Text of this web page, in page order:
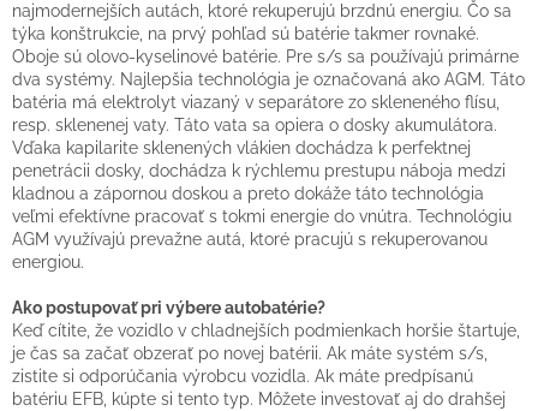
najmodernejších autách, ktoré rekuperujú brzdnú energiu. Čo sa
týka konštrukcie, na prvý pohľad sú batérie takmer rovnaké.
Oboje sú olovo-kyselinové batérie. Pre s/s sa používajú primárne
dva systémy. Najlepšia technológia je označovaná ako AGM. Táto
batéria má elektrolyt viazaný v separátore zo skleneného flísu,
resp. sklenenej vaty. Táto vata sa opiera o dosky akumulátora.
Vďaka kapilarite sklenených vlákien dochádza k perfektnej
penetrácii dosky, dochádza k rýchlemu prestupu náboja medzi
kladnou a zápornou doskou a preto dokáže táto technológia
veľmi efektívne pracovať s tokmi energie do vnútra. Technológiu
AGM využívajú prevažne autá, ktoré pracujú s rekuperovanou
energiou.
Ako postupovať pri výbere autobatérie?
Keď cítite, že vozidlo v chladnejších podmienkach horšie štartuje,
je čas sa začať obzerať po novej batérii. Ak máte systém s/s,
zistite si odporúčania výrobcu vozidla. Ak máte predpísanú
batériu EFB, kúpte si tento typ. Môžete investovať aj do drahšej